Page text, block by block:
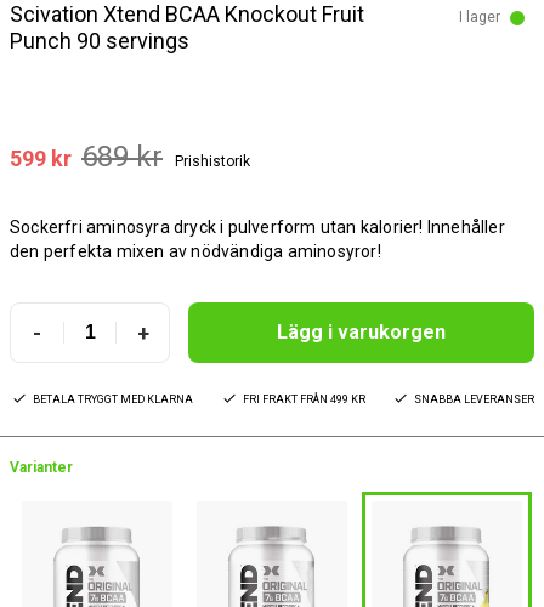
Scivation Xtend BCAA Knockout Fruit
Punch 90 servings
I lager
599 kr 689 kr Prishistorik
Sockerfri aminosyra dryck i pulverform utan kalorier! Innehåller
den perfekta mixen av nödvändiga aminosyror!
- + Lägg i varukorgen
BETALA TRYGGT MED KLARNA FRI FRAKT FRÅN 499 KR SNABBA LEVERANSER
Varianter